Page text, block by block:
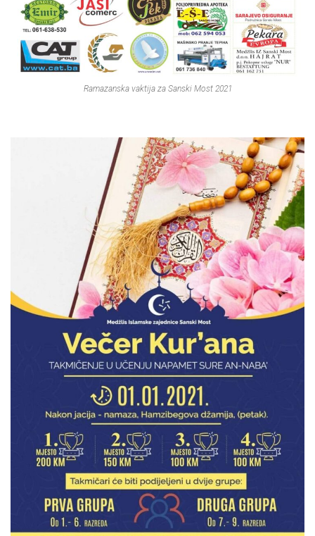
Ramazanska vaktija za Sanski Most 2021